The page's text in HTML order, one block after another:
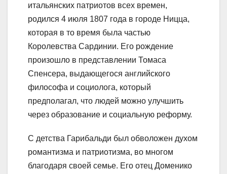
итальянских патриотов всех времен,
родился 4 июля 1807 года в городе Ницца,
которая в то время была частью
Королевства Сардинии. Его рождение
произошло в представлении Томаса
Спенсера, выдающегося английского
философа и социолога, который
предполагал, что людей можно улучшить
через образование и социальную реформу.
С детства Гарибальди был обволожен духом
романтизма и патриотизма, во многом
благодаря своей семье. Его отец Доменико